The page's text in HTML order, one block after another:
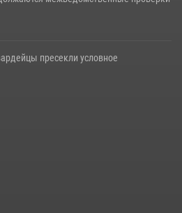
пресекли условное